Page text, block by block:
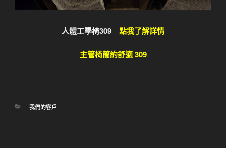
人體工學椅309 點我了解詳情
主管椅簡約舒適 309
分
我們的客戶